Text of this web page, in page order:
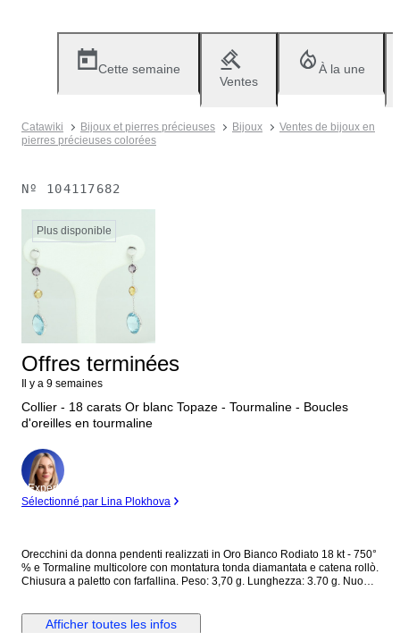
Cette semaine
Ventes
À la une
Catawiki Bijoux et pierres précieuses Bijoux
Ventes de bijoux en
pierres précieuses colorées
Nº 104117682
Plus disponible
Offres terminées
Il y a 9 semaines
Collier - 18 carats Or blanc Topaze - Tourmaline - Boucles
d'oreilles en tourmaline
Expert
Sélectionné par Lina Plokhova
Orecchini da donna pendenti realizzati in Oro Bianco Rodiato 18 kt - 750°
% e Tormaline multicolore con montatura tonda diamantata e catena rollò.
Chiusura a paletto con farfallina. Peso: 3,70 g. Lunghezza: 3.70 g. Nuovo
Afficher toutes les infos